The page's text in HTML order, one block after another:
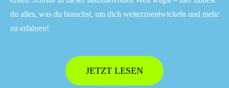
du alles, was du brauchst, um dich weiterzuentwickeln und mehr
zu erfahren!
JETZT LESEN